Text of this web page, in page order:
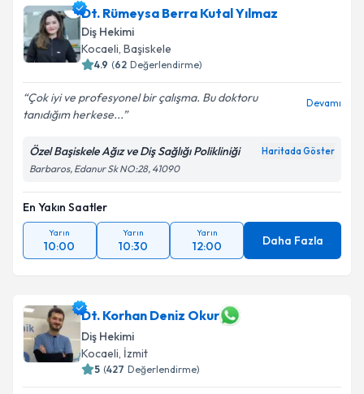
Dt. Rümeysa Berra Kutal Yılmaz
Diş Hekimi
Kocaeli, Başiskele
4.9 (62 Değerlendirme)
Çok iyi ve profesyonel bir çalışma. Bu doktoru
tanıdığım herkese...
Devamı
Özel Başiskele Ağız ve Diş Sağlığı Polikliniği Haritada Göster
Barbaros, Edanur Sk NO:28, 41090
En Yakın Saatler
Yarın
10:00
Yarın
10:30
Yarın
12:00 Daha Fazla
Dt. Korhan Deniz Okur
Diş Hekimi
Kocaeli, İzmit
5 (427 Değerlendirme)